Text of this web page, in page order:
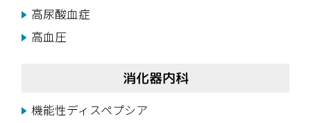
高尿酸血症
高血圧
消化器内科
機能性ディスペプシア